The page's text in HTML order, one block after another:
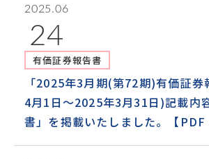
2025.06
24
有価証券報告書
「2025年3月期(第72期)有価証
4月1日～2025年3月31日)記載内
書」を掲載いたしました。【PDF